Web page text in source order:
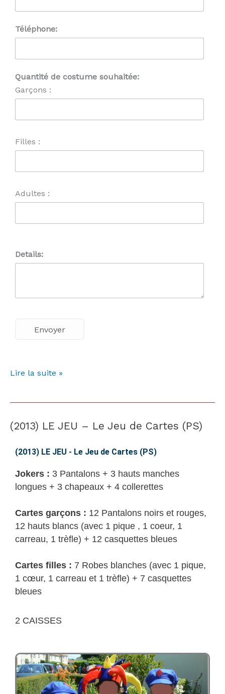
Téléphone:
Quantité de costume souhaitée:
Garçons :
Filles :
Adultes :
Details:
Lire la suite »
(2013) LE JEU – Le Jeu de Cartes (PS)
(2013) LE JEU - Le Jeu de Cartes (PS)
Jokers : 3 Pantalons + 3 hauts manches
longues + 3 chapeaux + 4 collerettes
Cartes garçons : 12 Pantalons noirs et rouges,
12 hauts blancs (avec 1 pique , 1 coeur, 1
carreau, 1 trèfle) + 12 casquettes bleues
Cartes filles : 7 Robes blanches (avec 1 pique,
1 cœur, 1 carreau et 1 trèfle) + 7 casquettes
bleues
2 CAISSES
(2013)
JEU
Le
Jeu
Cartes
(PS)